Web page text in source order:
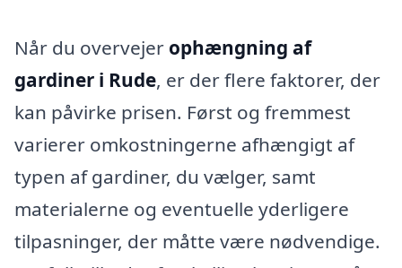
Når du overvejer ophængning af
gardiner i Rude, er der flere faktorer, der
kan påvirke prisen. Først og fremmest
varierer omkostningerne afhængigt af
typen af gardiner, du vælger, samt
materialerne og eventuelle yderligere
tilpasninger, der måtte være nødvendige.